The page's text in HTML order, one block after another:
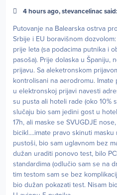
4 hours ago, stevancelinac said:
Putovanje na Balearska ostrva
Srbije i EU boravišnom
prije leta (sa podacima putnika i
pasoša). Prije dolaska u Španiju,
prijavu. Sa aleketronskom
kontrolisani na aerodromu.
u elektronskoj prijavi navesti
su pusta ali hoteli rade (oko 10%
slučaju bio sam jedini gost u
17h, ali maske se SVUGDJE
bicikl....imate pravo skinuti
pustoši, bio sam uglavnom bez
dužan uraditi ponovo test, bilo
standardima (odlučio sam se na
tim testom sam se bez
bio dužan pokazati test. Nisam